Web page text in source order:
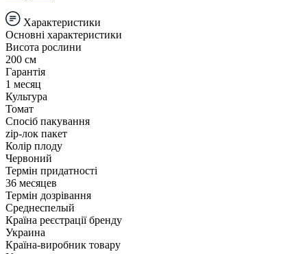
Характеристики
Основні характеристики
Висота рослини
200 см
Гарантія
1 месяц
Культура
Томат
Спосіб пакування
zip-лок пакет
Колір плоду
Червоний
Термін придатності
36 месяцев
Термін дозрівання
Среднеспелый
Країна реєстрації бренду
Украина
Країна-виробник товару